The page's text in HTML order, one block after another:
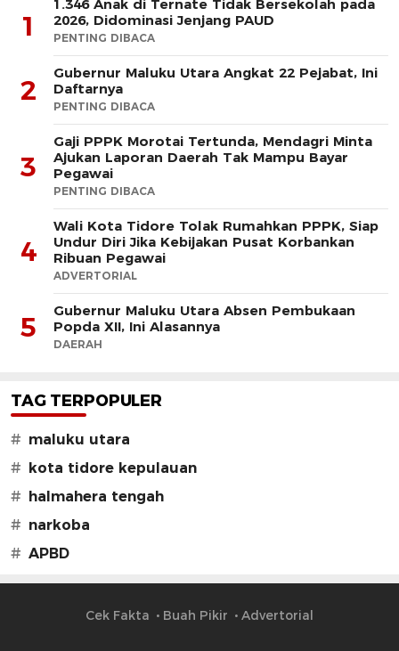
1
1.346 Anak di Ternate Tidak Bersekolah pada
2026, Didominasi Jenjang PAUD
PENTING DIBACA
2
Gubernur Maluku Utara Angkat 22 Pejabat, Ini
Daftarnya
PENTING DIBACA
3
Gaji PPPK Morotai Tertunda, Mendagri Minta
Ajukan Laporan Daerah Tak Mampu Bayar
Pegawai
PENTING DIBACA
4
Wali Kota Tidore Tolak Rumahkan PPPK, Siap
Undur Diri Jika Kebijakan Pusat Korbankan
Ribuan Pegawai
ADVERTORIAL
5
Gubernur Maluku Utara Absen Pembukaan
Popda XII, Ini Alasannya
DAERAH
TAG TERPOPULER
# maluku utara
# kota tidore kepulauan
# halmahera tengah
# narkoba
# APBD
Cek Fakta Buah Pikir Advertorial